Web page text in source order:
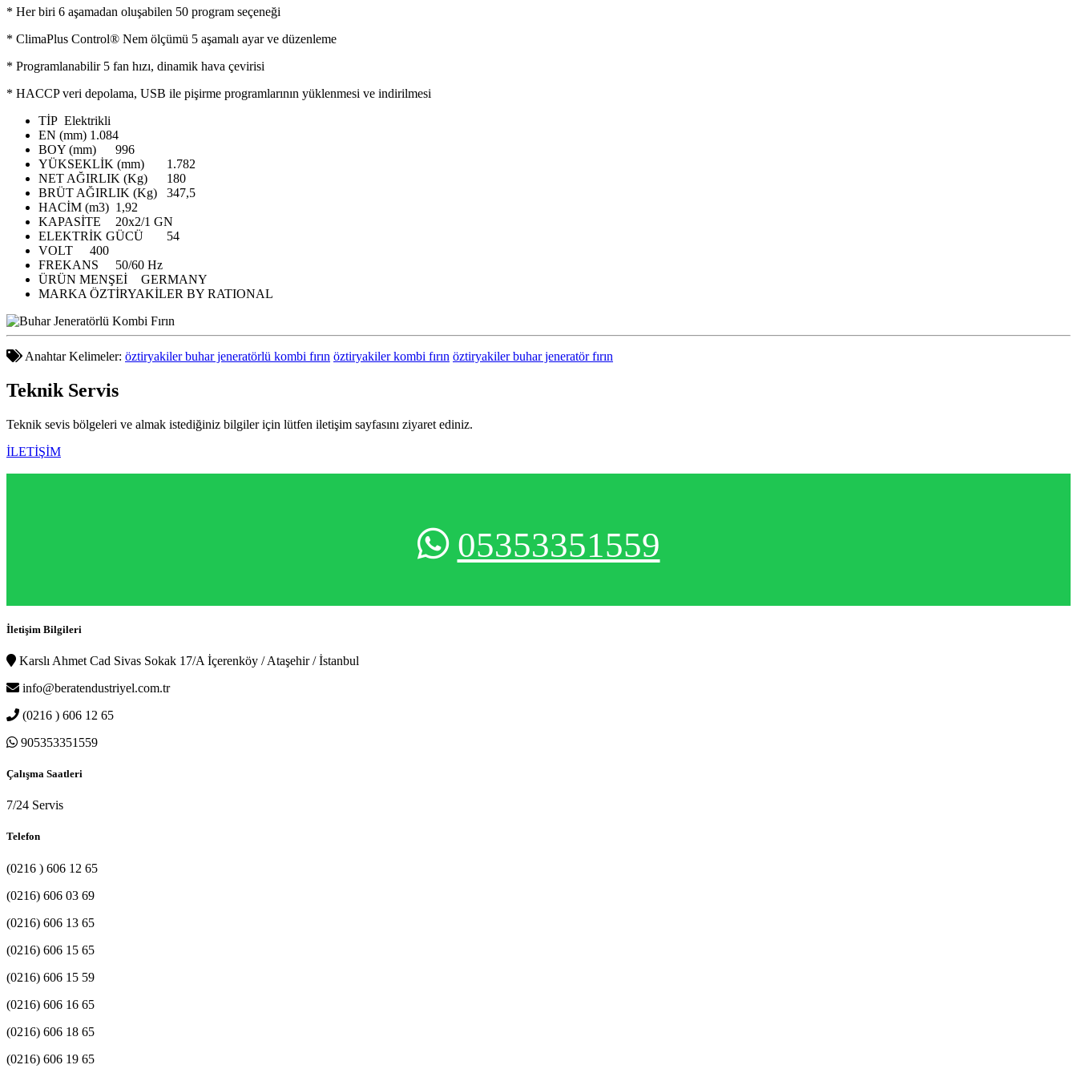
* Her biri 6 aşamadan oluşabilen 50 program seçeneği
* ClimaPlus Control® Nem ölçümü 5 aşamalı ayar ve düzenleme
* Programlanabilir 5 fan hızı, dinamik hava çevirisi
* HACCP veri depolama, USB ile pişirme programlarının yüklenmesi ve indirilmesi
TİP Elektrikli
EN (mm) 1.084
BOY (mm)
996
YÜKSEKLİK (mm)
1.782
NET AĞIRLIK (Kg)
180
BRÜT AĞIRLIK (Kg)
347,5
HACİM (m3) 1,92
KAPASİTE
20x2/1 GN
ELEKTRİK GÜCÜ
54
VOLT
400
FREKANS
50/60 Hz
ÜRÜN MENŞEİ
GERMANY
MARKA ÖZTİRYAKİLER BY RATIONAL
Anahtar Kelimeler: öztiryakiler buhar jeneratörlü kombi fırın öztiryakiler kombi fırın öztiryakiler buhar jeneratör fırın
Teknik Servis
Teknik sevis bölgeleri ve almak istediğiniz bilgiler için lütfen iletişim sayfasını ziyaret ediniz.
İLETİŞİM
05353351559
İletişim Bilgileri
Karslı Ahmet Cad Sivas Sokak 17/A İçerenköy / Ataşehir / İstanbul
info@beratendustriyel.com.tr
(0216 ) 606 12 65
905353351559
Çalışma Saatleri
7/24 Servis
Telefon
(0216 ) 606 12 65
(0216) 606 03 69
(0216) 606 13 65
(0216) 606 15 65
(0216) 606 15 59
(0216) 606 16 65
(0216) 606 18 65
(0216) 606 19 65